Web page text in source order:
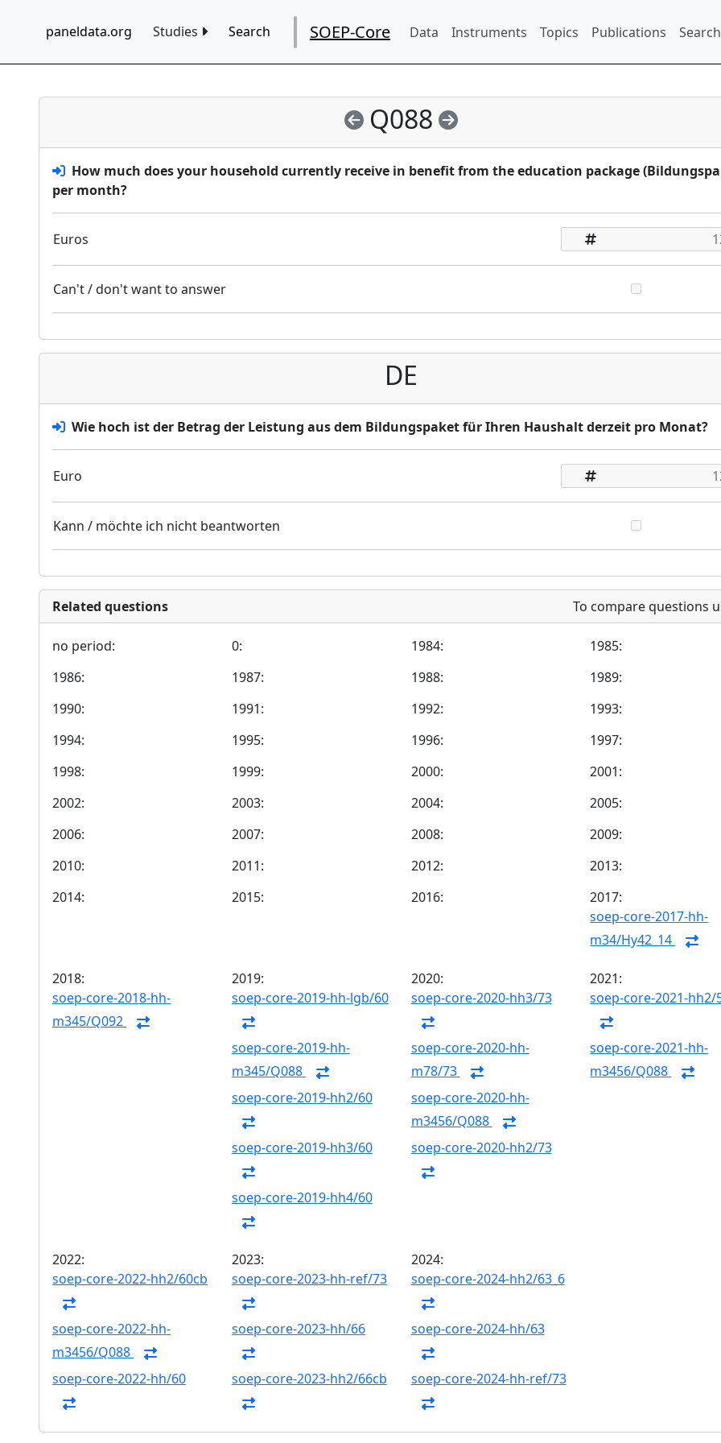
paneldata.org Studies Search SOEP-Core Data Instruments Topics Publications
Q088
How much does your household currently receive in benefit from the education package
per month?
Euros
Can't / don't want to answer
DE
Wie hoch ist der Betrag der Leistung aus dem Bildungspaket für Ihren Haushalt derzeit pro Monat?
Euro
Kann / möchte ich nicht beantworten
Related questions To compare questions
no period: 0: 1984:
1985:
1986:
1987: 1988:
1989:
1990:
1991: 1992:
1993:
1994:
1995: 1996:
1997:
1998:
1999: 2000:
2001:
2002:
2003: 2004:
2005:
2006:
2007: 2008:
2009:
2010:
2011: 2012:
2013:
2014:
2015: 2016:
2017:
soep-core-2017-hh-
m34/Hy42_14
2018:
soep-core-2018-hh-
m345/Q092
2019:
soep-core-2019-hh-lgb/60
soep-core-2019-hh-
m345/Q088
soep-core-2019-hh2/60
soep-core-2019-hh3/60
soep-core-2019-hh4/60
2020:
soep-core-2020-hh3/73
soep-core-2020-hh-
m78/73
soep-core-2020-hh-
m3456/Q088
soep-core-2020-hh2/73
2021:
soep-core-2021-hh2/
soep-core-2021-hh-
m3456/Q088
2022:
soep-core-2022-hh2/60cb
soep-core-2022-hh-
m3456/Q088
soep-core-2022-hh/60
2023:
soep-core-2023-hh-ref/73
soep-core-2023-hh/66
soep-core-2023-hh2/66cb
2024:
soep-core-2024-hh2/63_6
soep-core-2024-hh/63
soep-core-2024-hh-ref/73